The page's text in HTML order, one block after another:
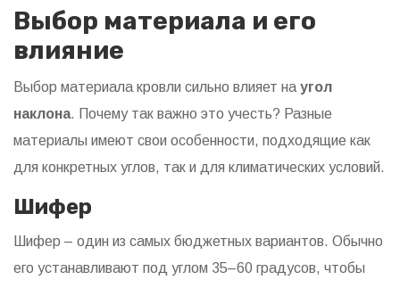
Выбор материала и его
влияние
Выбор материала кровли сильно влияет на угол
наклона. Почему так важно это учесть? Разные
материалы имеют свои особенности, подходящие как
для конкретных углов, так и для климатических условий.
Шифер
Шифер – один из самых бюджетных вариантов. Обычно
его устанавливают под углом 35–60 градусов, чтобы